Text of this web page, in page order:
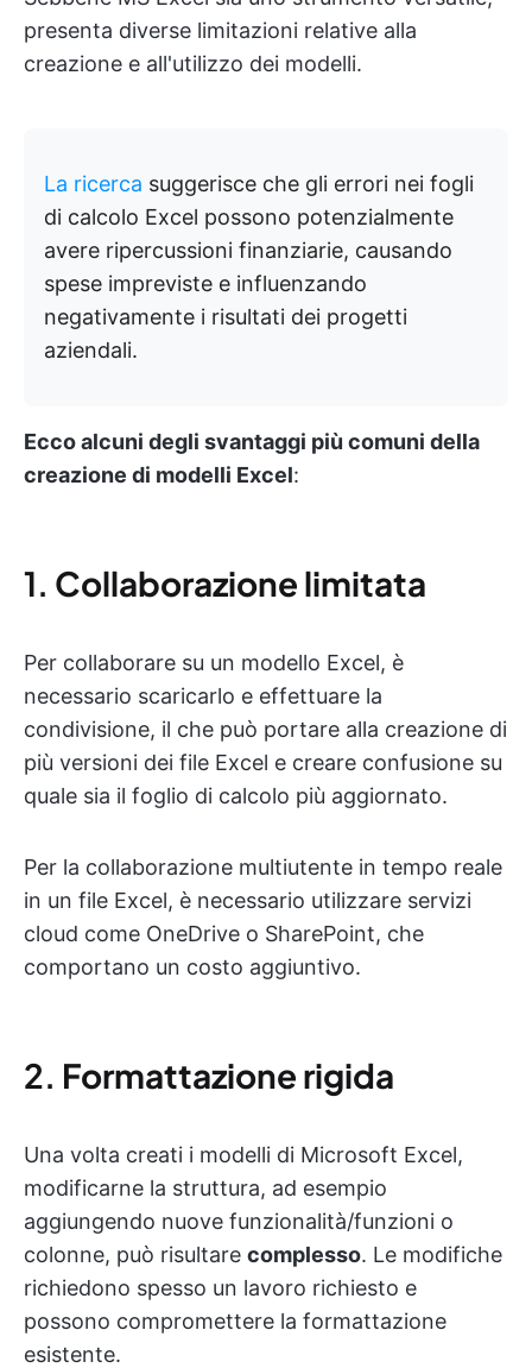
presenta diverse limitazioni relative alla
creazione e all'utilizzo dei modelli.
La ricerca suggerisce che gli errori nei fogli
di calcolo Excel possono potenzialmente
avere ripercussioni finanziarie, causando
spese impreviste e influenzando
negativamente i risultati dei progetti
aziendali.
Ecco alcuni degli svantaggi più comuni della
creazione di modelli Excel:
1. Collaborazione limitata
Per collaborare su un modello Excel, è
necessario scaricarlo e effettuare la
condivisione, il che può portare alla creazione di
più versioni dei file Excel e creare confusione su
quale sia il foglio di calcolo più aggiornato.
Per la collaborazione multiutente in tempo reale
in un file Excel, è necessario utilizzare servizi
cloud come OneDrive o SharePoint, che
comportano un costo aggiuntivo.
2. Formattazione rigida
Una volta creati i modelli di Microsoft Excel,
modificarne la struttura, ad esempio
aggiungendo nuove funzionalità/funzioni o
colonne, può risultare complesso. Le modifiche
richiedono spesso un lavoro richiesto e
possono compromettere la formattazione
esistente.